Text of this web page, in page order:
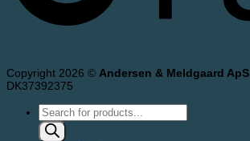
Copyright 2026 © Andersen & Meldgaard ApS
DK37392375
Products
search